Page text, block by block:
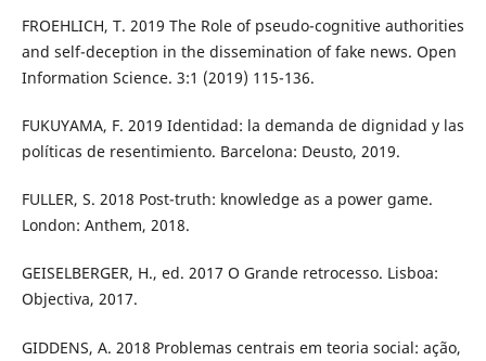
FROEHLICH, T. 2019 The Role of pseudo-cognitive authorities
and self-deception in the dissemination of fake news. Open
Information Science. 3:1 (2019) 115-136.
FUKUYAMA, F. 2019 Identidad: la demanda de dignidad y las
políticas de resentimiento. Barcelona: Deusto, 2019.
FULLER, S. 2018 Post-truth: knowledge as a power game.
London: Anthem, 2018.
GEISELBERGER, H., ed. 2017 O Grande retrocesso. Lisboa:
Objectiva, 2017.
GIDDENS, A. 2018 Problemas centrais em teoria social: ação,